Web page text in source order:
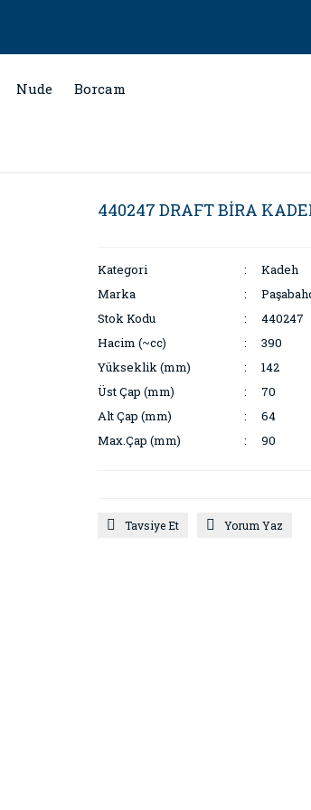
Nude Borcam
440247 DRAFT BİRA
Kategori
Kadeh
Marka
Stok Kodu
440247
Hacim (~cc)
390
Yükseklik (mm)
142
Üst Çap (mm)
70
Alt Çap (mm)
64
Max.Çap (mm)
90
Tavsiye Et Yorum Yaz